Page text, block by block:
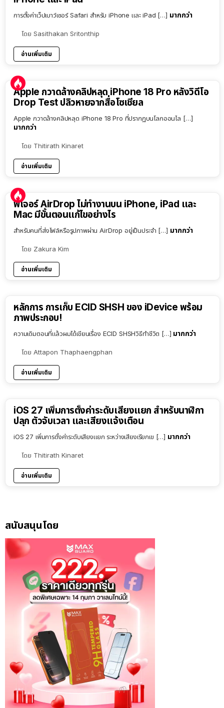
การตั้งค่าเว็ปเบาว์เซอร์ Safari สำหรับ iPhone และ iPad […] มากกว่า
โดย Sasithakan Sritonthip
อ่านเพิ่มเติม
Apple กวาดล้างคลิปหลุด iPhone 18 Pro หลังวิดีโอ
Drop Test ปลิวหายจากสื่อโซเชียล
Apple กวาดล้างคลิปหลุด iPhone 18 Pro ที่ปรากฏบนโลกออนไล […]
มากกว่า
โดย Thitirath Kinaret
อ่านเพิ่มเติม
ฟีเจอร์ AirDrop ไม่ทำงานบน iPhone, iPad และ
Mac มีขั้นตอนแก้ไขอย่างไร
สำหรับคนที่ส่งไฟล์หรือรูปภาพผ่าน AirDrop อยู่เป็นประจำ […] มากกว่า
โดย Zakura Kim
อ่านเพิ่มเติม
หลักการ การเก็บ ECID SHSH ของ iDevice พร้อม
ภาพประกอบ!
ความเดิมตอนที่แล้วผมได้เขียนเรื่อง ECID SHSHวิธีทำชีวิต […] มากกว่า
โดย Attapon Thaphaengphan
อ่านเพิ่มเติม
iOS 27 เพิ่มการตั้งค่าระดับเสียงแยก สำหรับนาฬิกา
ปลุก ตัวจับเวลา และเสียงแจ้งเตือน
iOS 27 เพิ่มการตั้งค่าระดับเสียงแยก ระหว่างเสียงเรียกเข […] มากกว่า
โดย Thitirath Kinaret
อ่านเพิ่มเติม
สนับสนุนโดย